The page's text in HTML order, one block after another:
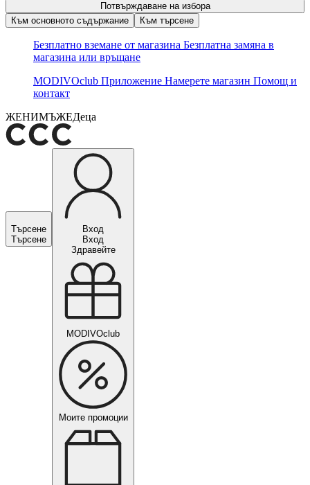
Потвърждаване на избора
Към основното съдържание
Към търсене
Безплатно вземане от магазина Безплатна замяна в
магазина или връщане
MODIVOclub Приложение Намерете магазин Помощ и
контакт
ЖЕНИМЪЖЕДеца
Търсене
Търсене
Вход
Вход
Здравейте
MODIVOclub
Моите промоции